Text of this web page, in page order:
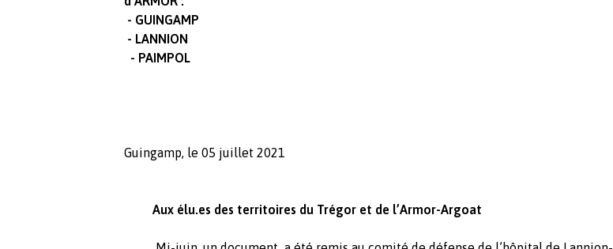
- GUINGAMP
- LANNION
- PAIMPOL
Guingamp, le 05 juillet 2021
Aux élu.es des territoires du Trégor et de l’Armor-Argoat